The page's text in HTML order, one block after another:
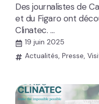
Des journalistes de
et du Figaro ont
Clinatec. …
19 juin 2025
Actualités, Presse,